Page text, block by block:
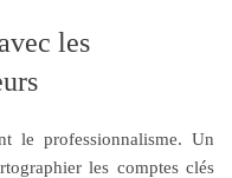
les
le professionnalisme. Un
les comptes clés